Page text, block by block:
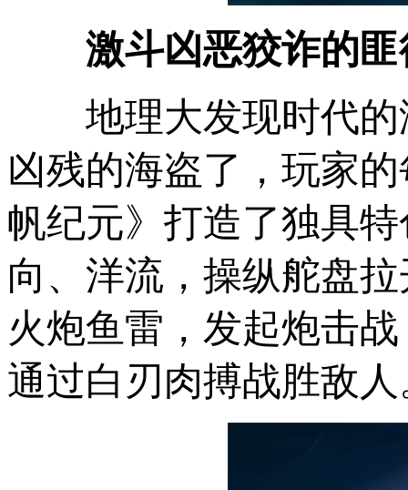
激斗凶恶狡诈的
地理大发现时代
凶残的海盗了，玩家
帆纪元》打造了独具
向、洋流，操纵舵盘
火炮鱼雷，发起炮击
通过白刃肉搏战胜敌人